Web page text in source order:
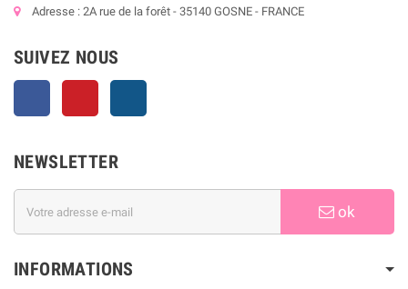
Adresse : 2A rue de la forêt - 35140 GOSNE - FRANCE
SUIVEZ NOUS
NEWSLETTER
ok
INFORMATIONS